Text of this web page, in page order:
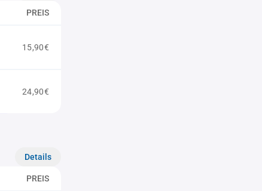
PREIS
15,90€
24,90€
Details
PREIS